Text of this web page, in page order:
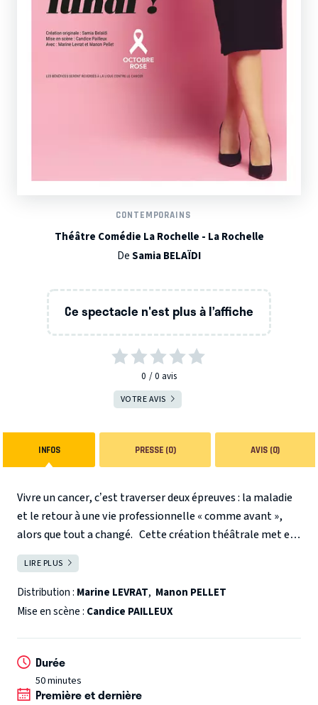
CONTEMPORAINS
Théâtre Comédie La Rochelle - La Rochelle
DeSamia BELAÏDI
Ce spectacle n'est plus à l’affiche
0 0 avis
VOTRE AVIS
INFOS PRESSE (0) AVIS (0)
Vivre un cancer, c’est traverser deux épreuves : la maladie
et le retour à une vie professionnelle « comme avant »,
alors que tout a changé. Cette création théâtrale met en
lumière les silences, les maladresses, les regards qui
pèsent… mais aussi la force et l’humanité. A travers le
parcours de Claire, la pièce explore le choc du diagnostic,
l’absence, puis le retour au travail.
Au profit de la lutte contre le cancer.
LIRE PLUS
Distribution : Marine LEVRAT, Manon PELLET
Mise en scène : Candice PAILLEUX
Durée
50 minutes
Première et dernière